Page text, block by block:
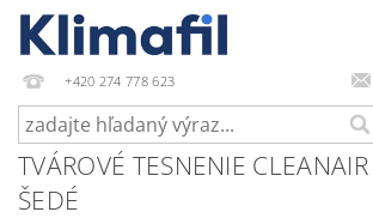
+420 274 778 623
TVÁROVÉ TESNENIE
ŠEDÉ